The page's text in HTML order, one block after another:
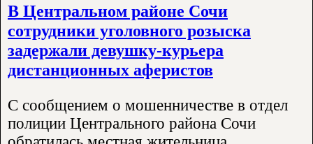
В Центральном районе Сочи
сотрудники уголовного розыска
задержали девушку-курьера
дистанционных аферистов
С сообщением о мошенничестве в отдел
полиции Центрального района Сочи